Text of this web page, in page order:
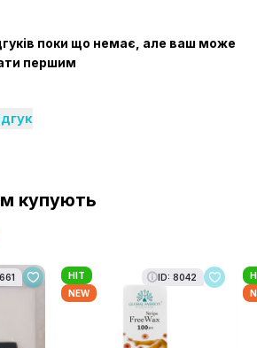
поки що немає, але ваш може
першим
купують
HIT
NEW
ID: 8042